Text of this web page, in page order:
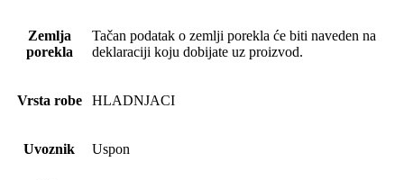
Zemlja
porekla
Tačan podatak o zemlji porekla će biti naveden na
deklaraciji koju dobijate uz proizvod.
Vrsta robe HLADNJACI
Uvoznik Uspon